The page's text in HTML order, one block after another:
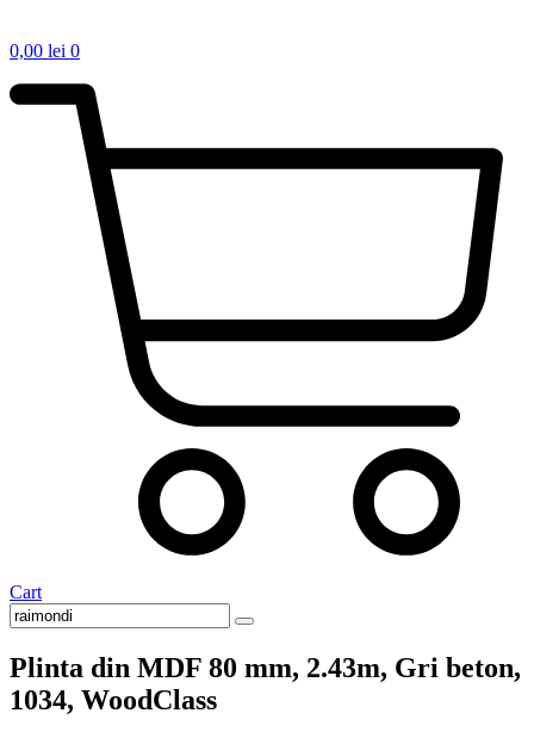
0,00 lei 0
Cart
Plinta din MDF 80 mm, 2.43m, Gri beton,
1034, WoodClass